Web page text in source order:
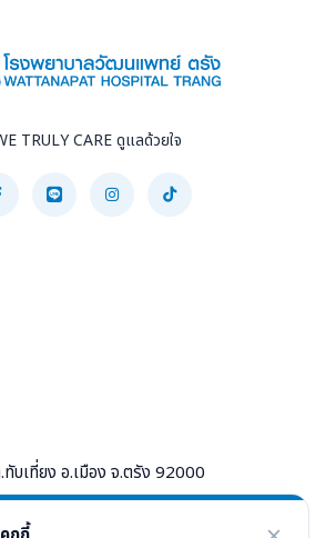
TRULY CARE ดูแลด้วยใจ
บเที่ยง อ.เมือง จ.ตรัง 92000